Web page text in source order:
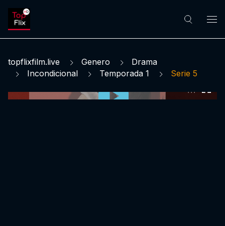
topflixfilm.live Genero
Drama
Incondicional
Temporada 1 Serie 5